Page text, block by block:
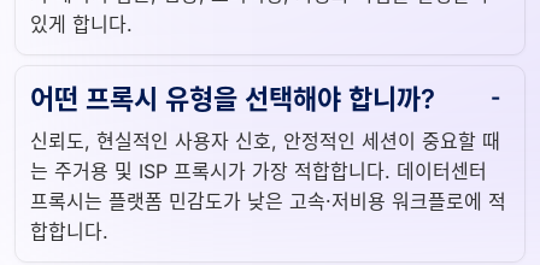
있게 합니다.
어떤 프록시 유형을 선택해야 합니까?
신뢰도, 현실적인 사용자 신호, 안정적인 세션이 중요할 때
는 주거용 및 ISP 프록시가 가장 적합합니다. 데이터센터
프록시는 플랫폼 민감도가 낮은 고속·저비용 워크플로에 적
합합니다.